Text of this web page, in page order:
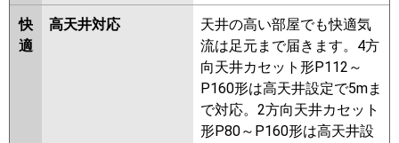
三菱重工
FDTWV565HA5SA-rak
FDTWV565HA5SA
FDTWV565H5SA-rak
FDTWV565H5SA FDTWV565H5S-
FDTWV565H5S
FDTWV565H5S-rakuri-na
快
適
高天井対応
天井の高い部屋でも快適気
流は足元まで届きます。4方
向天井カセット形P112～
P160形は高天井設定で5mま
で対応。2方向天井カセット
形P80～P160形は高天井設